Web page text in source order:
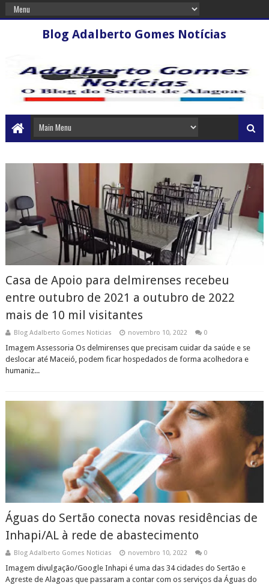
Blog Adalberto Gomes Notícias
Casa de Apoio para delmirenses recebeu
entre outubro de 2021 a outubro de 2022
mais de 10 mil visitantes
Blog Adalberto Gomes Noticias novembro 10, 2022 0
Imagem Assessoria Os delmirenses que precisam cuidar da saúde e se
deslocar até Maceió, podem ficar hospedados de forma acolhedora e
humaniz...
Águas do Sertão conecta novas residências de
Inhapi/AL à rede de abastecimento
Blog Adalberto Gomes Noticias novembro 10, 2022 0
Imagem divulgação/Google Inhapi é uma das 34 cidades do Sertão e
Agreste de Alagoas que passaram a contar com os serviços da Águas do